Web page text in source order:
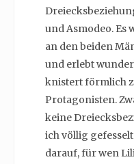
und Asmodeo. Es
an den beiden
und erlebt
knistert förmlich
Protagonisten.
keine
ich völlig
darauf, für wen